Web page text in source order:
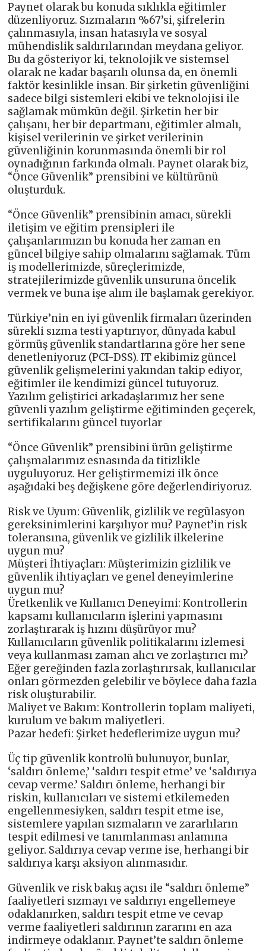
Paynet olarak bu konuda sıklıkla eğitimler
düzenliyoruz. Sızmaların %67’si, şifrelerin
çalınmasıyla, insan hatasıyla ve sosyal
mühendislik saldırılarından meydana geliyor.
Bu da gösteriyor ki, teknolojik ve sistemsel
olarak ne kadar başarılı olunsa da, en önemli
faktör kesinlikle insan. Bir şirketin güvenliğini
sadece bilgi sistemleri ekibi ve teknolojisi ile
sağlamak mümkün değil. Şirketin her bir
çalışanı, her bir departmanı, eğitimler almalı,
kişisel verilerinin ve şirket verilerinin
güvenliğinin korunmasında önemli bir rol
oynadığının farkında olmalı. Paynet olarak biz,
“Önce Güvenlik” prensibini ve kültürünü
oluşturduk.
“Önce Güvenlik” prensibinin amacı, sürekli
iletişim ve eğitim prensipleri ile
çalışanlarımızın bu konuda her zaman en
güncel bilgiye sahip olmalarını sağlamak. Tüm
iş modellerimizde, süreçlerimizde,
stratejilerimizde güvenlik unsuruna öncelik
vermek ve buna işe alım ile başlamak gerekiyor.
Türkiye’nin en iyi güvenlik firmaları üzerinden
sürekli sızma testi yaptırıyor, dünyada kabul
görmüş güvenlik standartlarına göre her sene
denetleniyoruz (PCI-DSS). IT ekibimiz güncel
güvenlik gelişmelerini yakından takip ediyor,
eğitimler ile kendimizi güncel tutuyoruz.
Yazılım geliştirici arkadaşlarımız her sene
güvenli yazılım geliştirme eğitiminden geçerek,
sertifikalarını güncel tuyorlar
“Önce Güvenlik” prensibini ürün geliştirme
çalışmalarımız esnasında da titizlikle
uyguluyoruz. Her geliştirmemizi ilk önce
aşağıdaki beş değişkene göre değerlendiriyoruz.
Risk ve Uyum: Güvenlik, gizlilik ve regülasyon
gereksinimlerini karşılıyor mu? Paynet’in risk
toleransına, güvenlik ve gizlilik ilkelerine
uygun mu?
Müşteri İhtiyaçları: Müşterimizin gizlilik ve
güvenlik ihtiyaçları ve genel deneyimlerine
uygun mu?
Üretkenlik ve Kullanıcı Deneyimi: Kontrollerin
kapsamı kullanıcıların işlerini yapmasını
zorlaştırarak iş hızını düşürüyor mu?
Kullanıcıların güvenlik politikalarını izlemesi
veya kullanması zaman alıcı ve zorlaştırıcı mı?
Eğer gereğinden fazla zorlaştırırsak, kullanıcılar
onları görmezden gelebilir ve böylece daha fazla
risk oluşturabilir.
Maliyet ve Bakım: Kontrollerin toplam maliyeti,
kurulum ve bakım maliyetleri.
Pazar hedefi: Şirket hedeflerimize uygun mu?
Üç tip güvenlik kontrolü bulunuyor, bunlar,
‘saldırı önleme,’ ‘saldırı tespit etme’ ve ‘saldırıya
cevap verme.’ Saldırı önleme, herhangi bir
riskin, kullanıcıları ve sistemi etkilemeden
engellenmesiyken, saldırı tespit etme ise,
sistemlere yapılan sızmaların ve zararlıların
tespit edilmesi ve tanımlanması anlamına
geliyor. Saldırıya cevap verme ise, herhangi bir
saldırıya karşı aksiyon alınmasıdır.
Güvenlik ve risk bakış açısı ile “saldırı önleme”
faaliyetleri sızmayı ve saldırıyı engellemeye
odaklanırken, saldırı tespit etme ve cevap
verme faaliyetleri saldırının zararını en aza
indirmeye odaklanır. Paynet’te saldırı önleme